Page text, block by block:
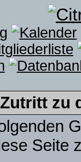
zu
Seite